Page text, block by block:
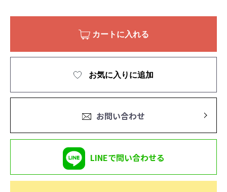
カートに入れる
お気に入りに追加
お問い合わせ
LINEで問い合わせる